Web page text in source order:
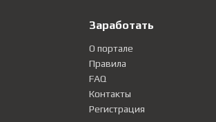
Заработать
О портале
Правила
FAQ
Контакты
Регистрация